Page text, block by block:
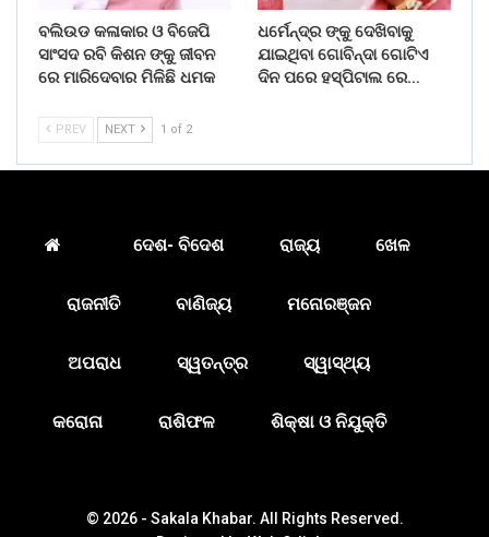
ବଲିଉଡ କଳାକାର ଓ ବିଜେପି
ସାଂସଦ ରବି କିଶନ ଙ୍କୁ ଜୀବନ
ରେ ମାରିଦେବାର ମିଳିଛି ଧମକ
ଧର୍ମେନ୍ଦ୍ର ଙ୍କୁ ଦେଖିବାକୁ
ଯାଇଥିବା ଗୋବିନ୍ଦା ଗୋଟିଏ
ଦିନ ପରେ ହସ୍ପିଟାଲ ରେ…
PREV NEXT 1 of 2
ଦେଶ- ବିଦେଶ ରାଜ୍ୟ ଖେଳ
ରାଜନୀତି ବାଣିଜ୍ୟ ମନୋରଞ୍ଜନ
ଅପରାଧ ସ୍ୱତନ୍ତ୍ର ସ୍ୱାସ୍ଥ୍ୟ
କରୋନା ରାଶିଫଳ ଶିକ୍ଷା ଓ ନିଯୁକ୍ତି
© 2026 - Sakala Khabar. All Rights Reserved.